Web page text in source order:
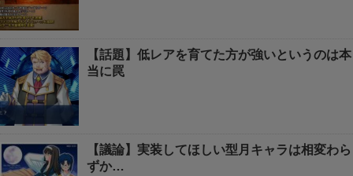
【話題】低レアを育てた方が強いというのは本
当に罠
【議論】実装してほしい型月キャラは相変わら
ずか…